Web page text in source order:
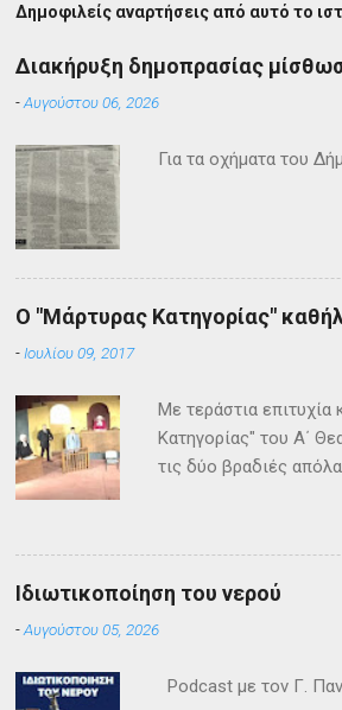
Δημοφιλείς αναρτήσεις από αυτό το
Διακήρυξη δημοπρασίας
-Αυγούστου 06, 2026
Για τα οχήματα του
Ο "Μάρτυρας Κατηγορίας"
- Ιουλίου 09, 2017
Με τεράστια
Κατηγορίας" του Α΄
τις δύο βραδιές
ανατροπές και ένα
έργο και τους
σπουδαία
Θεατρικού
Θεοδόσης, Άννα
Ιδιωτικοποίηση του νερού
-Αυγούστου 05, 2026
Podcast με τον Γ.